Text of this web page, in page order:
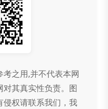
之用,并不代表本网
其真实性负责。图
侵权请联系我们，我